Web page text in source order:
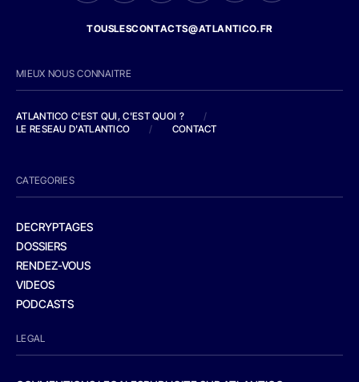
TOUSLESCONTACTS@ATLANTICO.FR
MIEUX NOUS CONNAITRE
ATLANTICO C'EST QUI, C'EST QUOI ?
/
LE RESEAU D'ATLANTICO
/ CONTACT
CATEGORIES
DECRYPTAGES
DOSSIERS
RENDEZ-VOUS
VIDEOS
PODCASTS
LEGAL